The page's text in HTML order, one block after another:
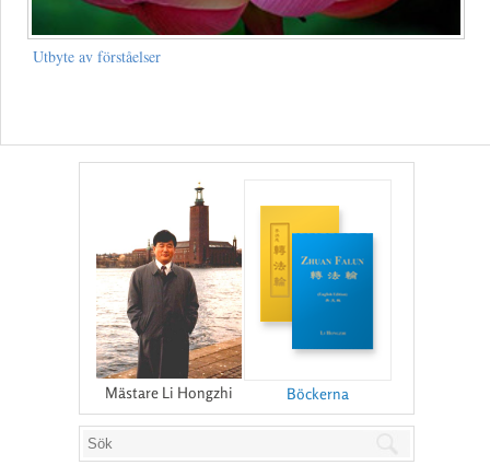
Utbyte av förståelser
Mästare Li Hongzhi Böckerna